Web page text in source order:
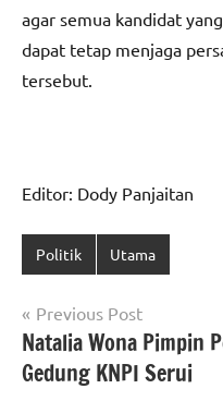
agar semua kandidat
dapat tetap menjaga
tersebut.
Editor: Dody Panjaitan
Politik Utama
Navigasi
pos
Previous Post
Natalia Wona Pimpin
Gedung KNPI Serui